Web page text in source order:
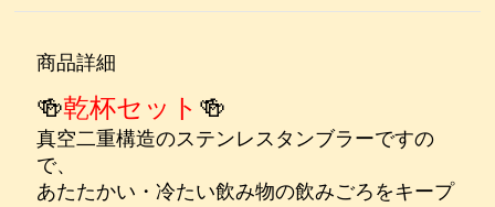
商品詳細
🍻乾杯セット 🍻
真空二重構造のステンレスタンブラーですの
で、
あたたかい・冷たい飲み物の飲みごろをキープ